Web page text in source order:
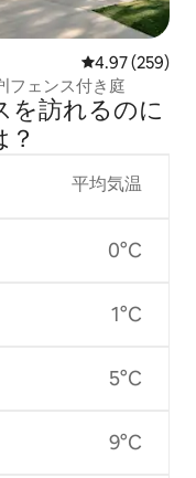
レビュー259
4.97 (259)
フェンス付き庭
を訪⁠れ⁠るの⁠に
平均気温
0°C
1°C
5°C
9°C